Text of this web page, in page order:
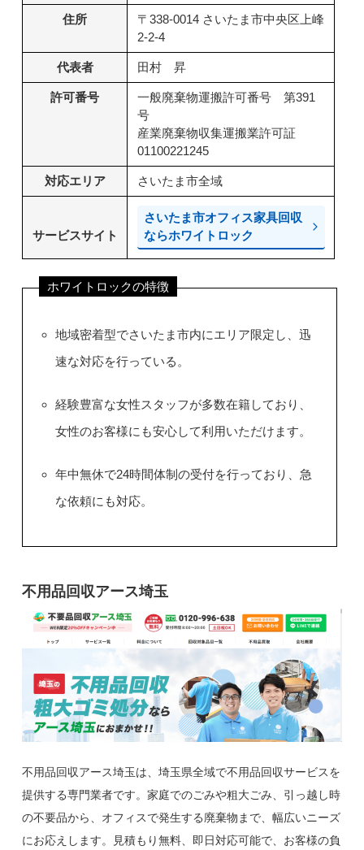
住所
〒338-0014 さいたま市中央区上峰
2-2-4
代表者 田村 昇
許可番号
一般廃棄物運搬許可番号 第391
号
産業廃棄物収集運搬業許可証
01100221245
対応エリア さいたま市全域
サービスサイト
さいたま市オフィス家具回収
ならホワイトロック
ホワイトロックの特徴
地域密着型でさいたま市内にエリア限定し、迅
速な対応を行っている。
経験豊富な女性スタッフが多数在籍しており、
女性のお客様にも安心して利用いただけます。
年中無休で24時間体制の受付を行っており、急
な依頼にも対応。
不用品回収アース埼玉
不用品回収アース埼玉は、埼玉県全域で不用品回収サービスを
提供する専門業者です。家庭でのごみや粗大ごみ、引っ越し時
の不要品から、オフィスで発生する廃棄物まで、幅広いニーズ
にお応えします。見積もり無料、即日対応可能で、お客様の負